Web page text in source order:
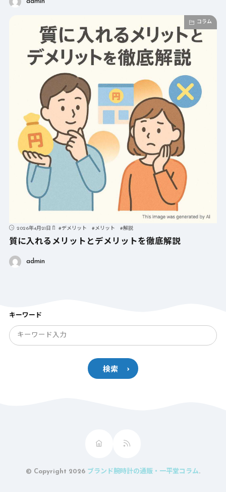
admin
コラム
2026年4月21日 #デメリット #メリット #解説
質に入れるメリットとデメリットを徹底解説
admin
キーワード
検索
© Copyright 2026 ブランド腕時計の通販・一平堂コラム.